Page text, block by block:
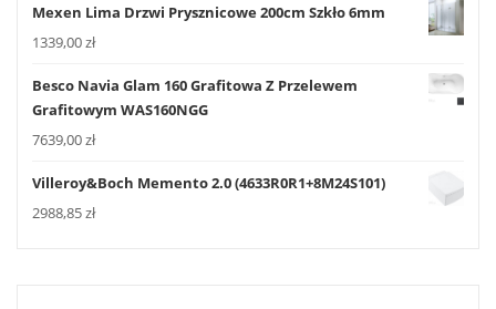
Mexen Lima Drzwi Prysznicowe 200cm Szkło 6mm
1339,00zł
Besco Navia Glam 160 Grafitowa Z Przelewem
Grafitowym WAS160NGG
7639,00zł
Villeroy&Boch Memento 2.0 (4633R0R1+8M24S101)
2988,85zł